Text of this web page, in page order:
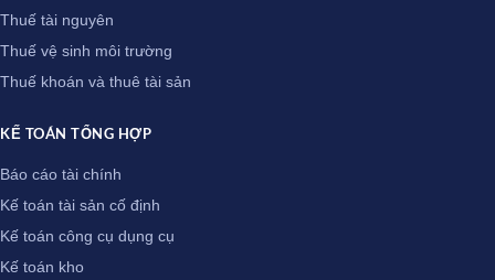
Thuế tài nguyên
Thuế vệ sinh môi trường
Thuế khoán và thuê tài sản
KẾ TOÁN TỔNG HỢP
Báo cáo tài chính
Kế toán tài sản cố định
Kế toán công cụ dụng cụ
Kế toán kho